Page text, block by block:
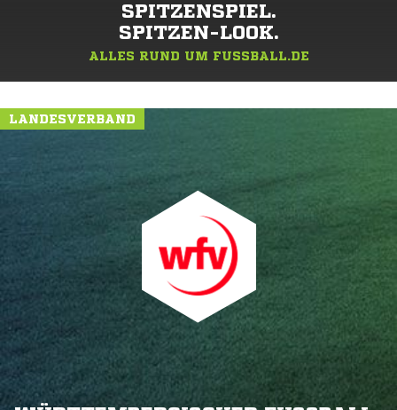
SPITZENSPIEL.
SPITZEN-LOOK.
ALLES RUND UM FUSSBALL.DE
LANDESVERBAND